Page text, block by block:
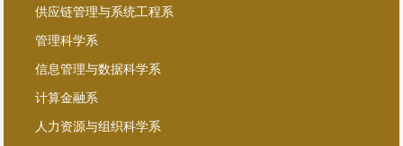
供应链管理与系统工程系
管理科学系
信息管理与数据科学系
计算金融系
人力资源与组织科学系